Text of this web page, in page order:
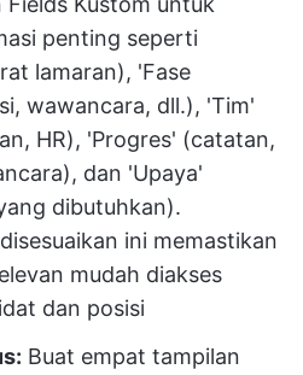
penting seperti
lamaran), 'Fase
wawancara, dll.), 'Tim'
HR), 'Progres' (catatan,
dan 'Upaya'
dibutuhkan).
ini memastikan
mudah diakses
dan posisi
Buat empat tampilan